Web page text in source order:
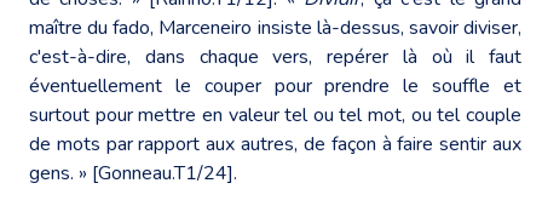
maître du fado, Marceneiro insiste là-dessus, savoir diviser,
c'est-à-dire, dans chaque vers, repérer là où il faut
éventuellement le couper pour prendre le souffle et
surtout pour mettre en valeur tel ou tel mot, ou tel couple
de mots par rapport aux autres, de façon à faire sentir aux
gens. » [Gonneau.T1/24].